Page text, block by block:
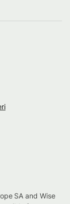
SA and Wise